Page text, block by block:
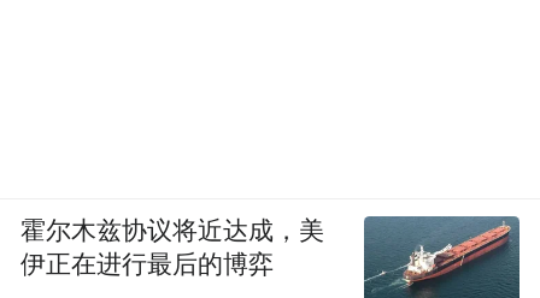
霍尔木兹协议将近达成，美
伊正在进行最后的博弈